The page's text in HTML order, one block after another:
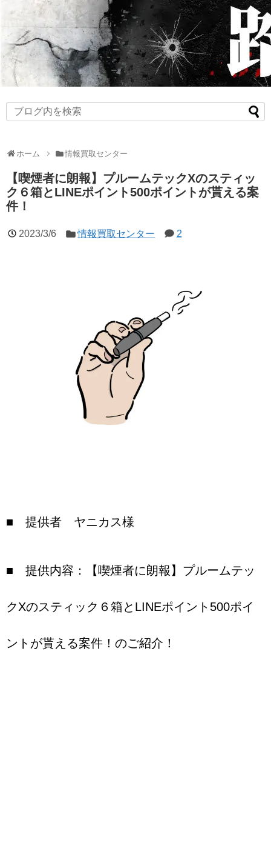
ホーム 情報買取センター
【喫煙者に朗報】プルームテックXのスティッ
ク６箱とLINEポイント500ポイントが貰える案
件！
2023/3/6 情報買取センター 2
■ 提供者 ヤニカス様
■ 提供内容：【喫煙者に朗報】プルームテッ
クXのスティック６箱とLINEポイント500ポイ
ントが貰える案件！のご紹介！